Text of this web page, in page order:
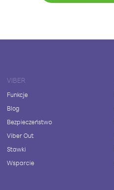
VIBER
Funkcje
Blog
Bezpieczeństwo
Viber Out
Stawki
Wsparcie